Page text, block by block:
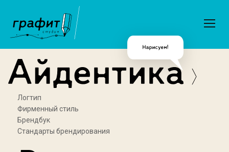
Логтип
Фирменный стиль
Брендбук
Стандарты брендирования